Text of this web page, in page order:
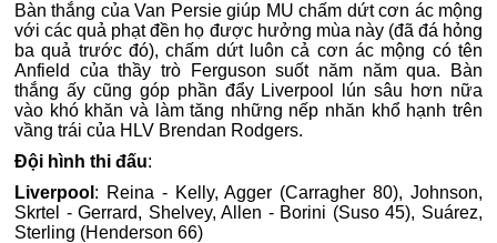
Bàn thắng của Van Persie giúp MU chấm dứt cơn ác mộng
với các quả phạt đền họ được hưởng mùa này (đã đá hỏng
ba quả trước đó), chấm dứt luôn cả cơn ác mộng có tên
Anfield của thầy trò Ferguson suốt năm năm qua. Bàn
thắng ấy cũng góp phần đẩy Liverpool lún sâu hơn nữa
vào khó khăn và làm tăng những nếp nhăn khổ hạnh trên
vầng trái của HLV Brendan Rodgers.
Đội hình thi đấu:
Liverpool : Reina - Kelly, Agger (Carragher 80), Johnson,
Skrtel - Gerrard, Shelvey, Allen - Borini (Suso 45), Suárez,
Sterling (Henderson 66)